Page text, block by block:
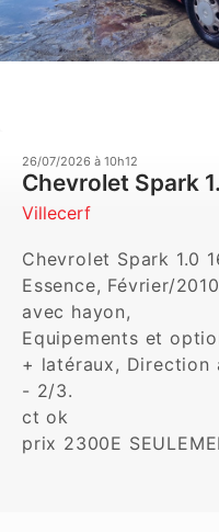
26/07/2026 à 10h12
Chevrolet Spark
Villecerf
Chevrolet Spark 1.0
Essence, Février/
avec hayon,
Equipements et
+ latéraux, Direction
- 2/3.
ct ok